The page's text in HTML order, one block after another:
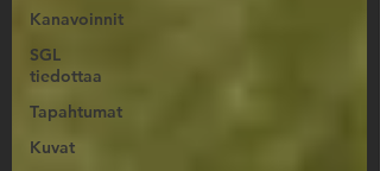
Kanavoinnit
SGL
tiedottaa
Tapahtumat
Kuvat